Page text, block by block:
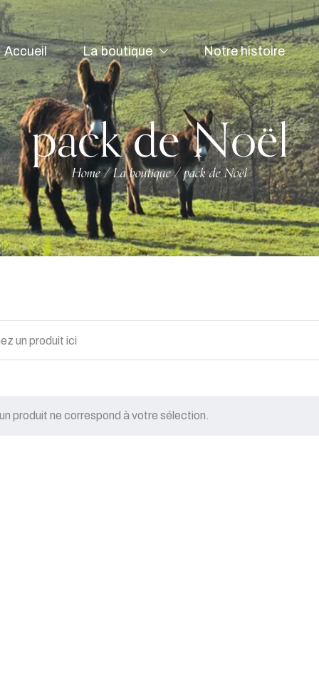
Accueil La boutique Notre histoire
pack de Noël
Home/La boutique/pack de Noël
produit ne correspond à votre sélection.